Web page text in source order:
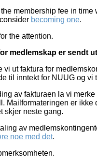
membership fee in
becoming one.
the attention.
medlemskap er sendt
vi ut faktura for
til inntekt for NUUG og vi
av fakturaen la vi
Mailformateringen er
skjer neste gang.
av
noe med det.